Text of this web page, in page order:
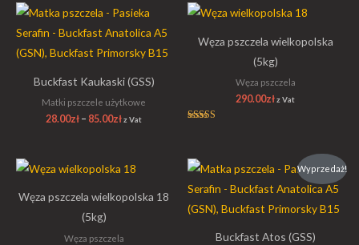
Buckfast Kaukaski (GSS)
Matki pszczele użytkowe
28.00zł – 85.00zł
Zakres
cen:
od
do
z Vat
Węza pszczela wielkopolska
(5kg)
Węza pszczela
290.00złz Vat
Węza pszczela wielkopolska 18
(5kg)
Węza pszczela
Wyprzedaż!
Buckfast Atos (GSS)
Zakres
cen:
od
do